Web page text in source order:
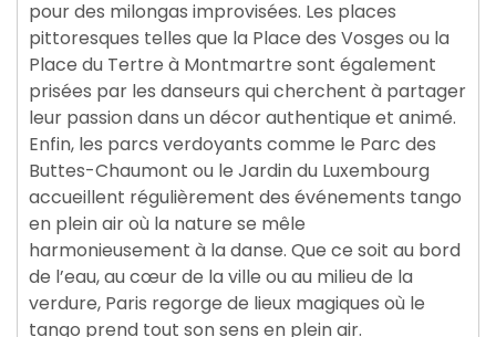
pour des milongas improvisées. Les places
pittoresques telles que la Place des Vosges ou la
Place du Tertre à Montmartre sont également
prisées par les danseurs qui cherchent à partager
leur passion dans un décor authentique et animé.
Enfin, les parcs verdoyants comme le Parc des
Buttes-Chaumont ou le Jardin du Luxembourg
accueillent régulièrement des événements tango
en plein air où la nature se mêle
harmonieusement à la danse. Que ce soit au bord
de l’eau, au cœur de la ville ou au milieu de la
verdure, Paris regorge de lieux magiques où le
tango prend tout son sens en plein air.